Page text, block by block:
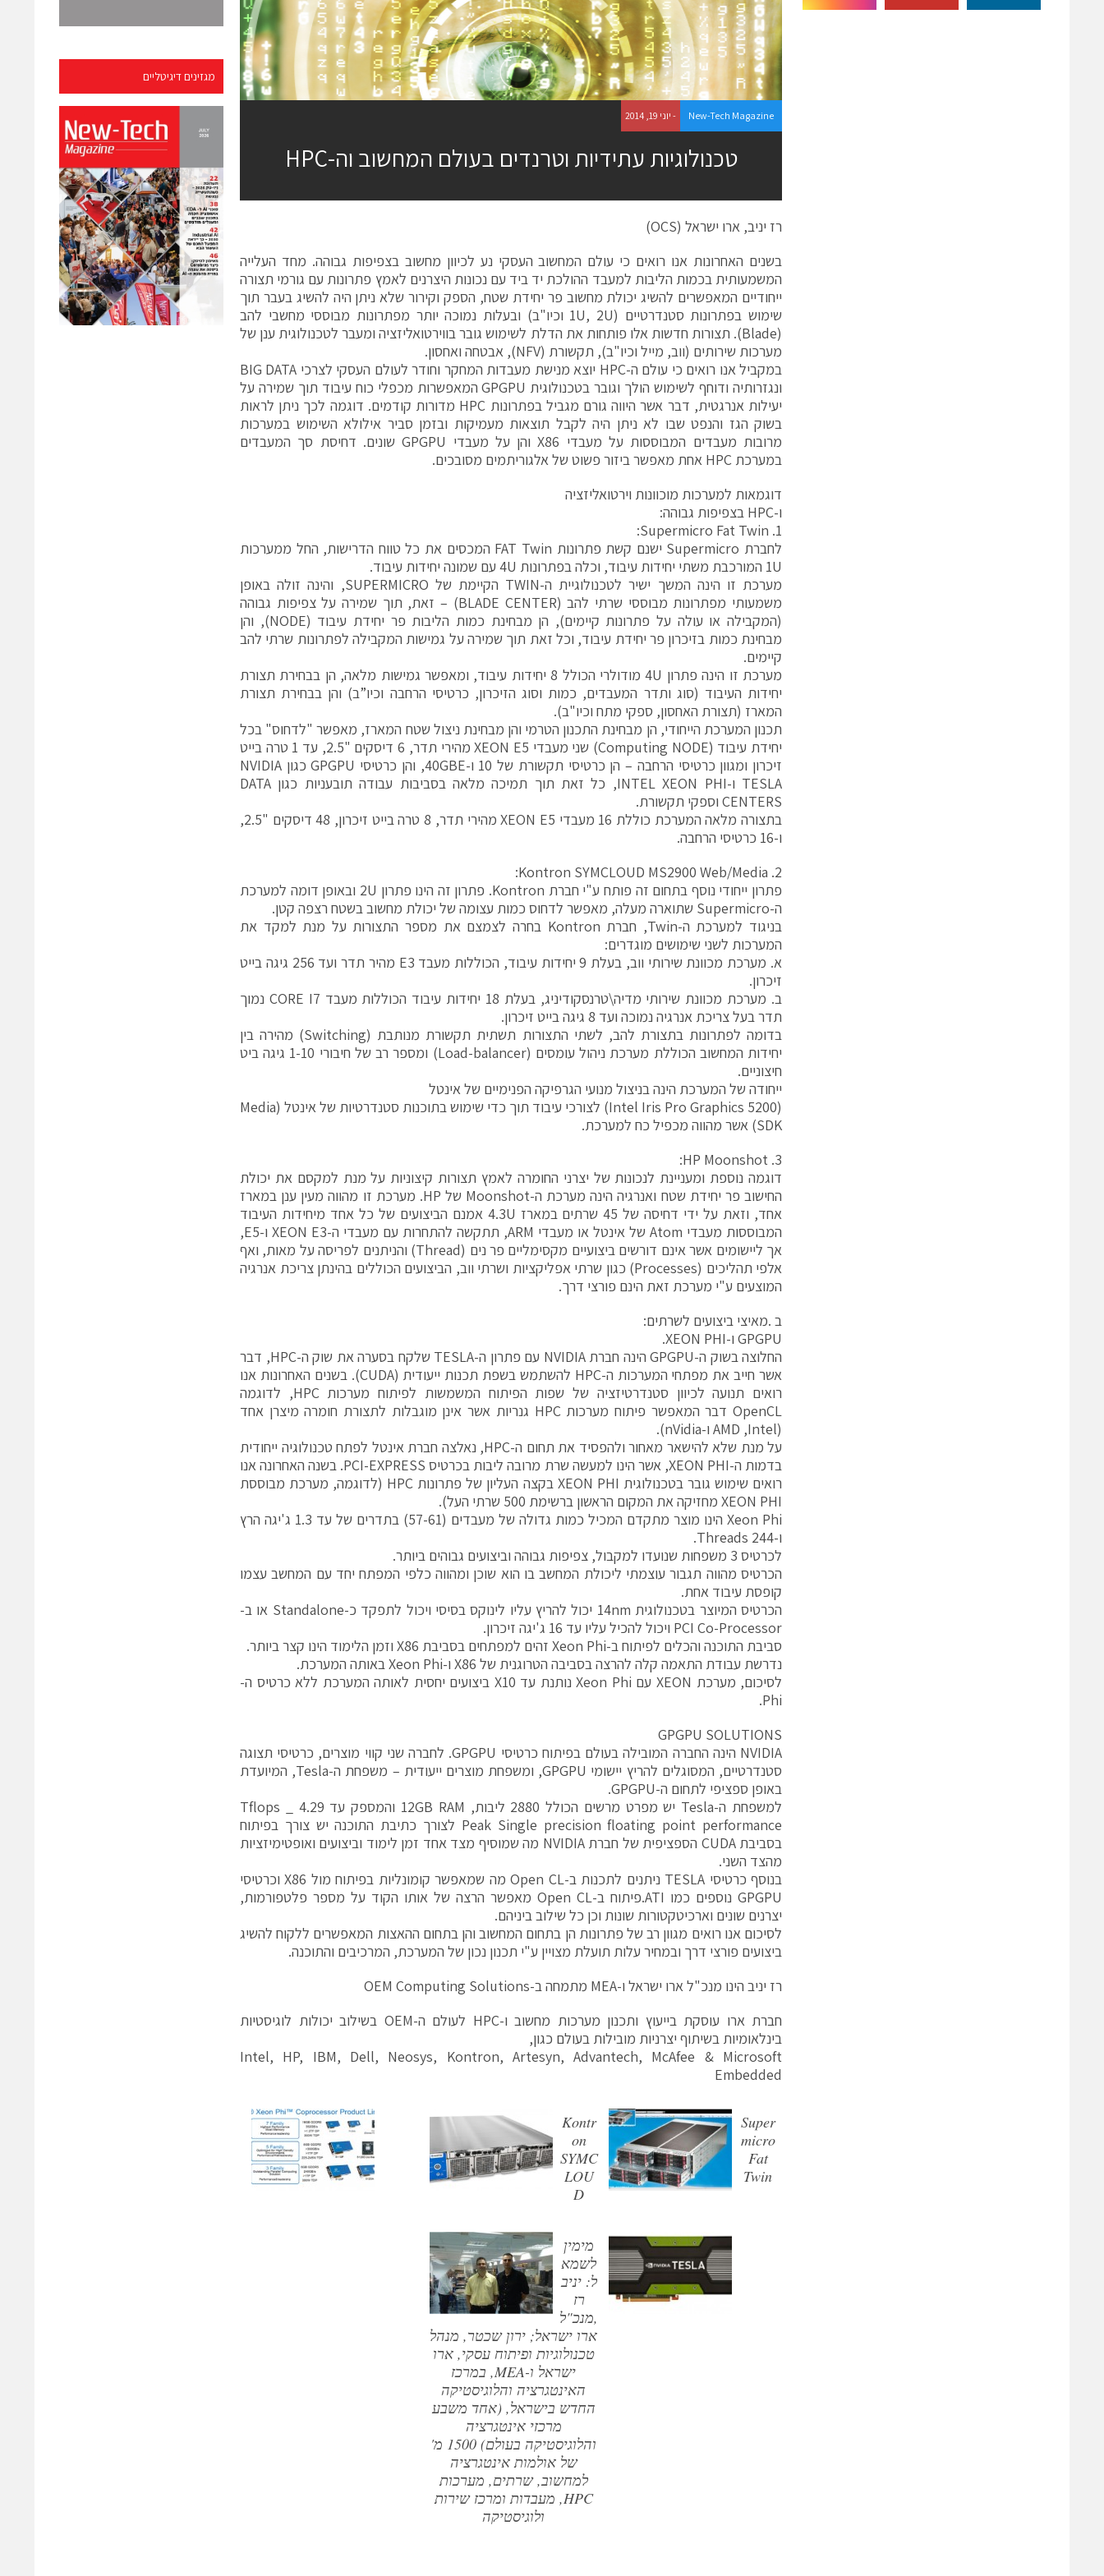
מגזינים דיגיטליים
New-Tech Magazine - יוני 19, 2014
טכנולוגיות עתידיות וטרנדים בעולם המחשוב וה-HPC
רז יניב, ארו ישראל (OCS)
בשנים האחרונות אנו רואים כי עולם המחשוב העסקי נע לכיוון מחשוב בצפיפות גבוהה. מחד העלייה
המשמעותית בכמות הליבות למעבד ההולכת יד ביד עם נכונות היצרנים לאמץ פתרונות עם גורמי תצורה
ייחודיים המאפשרים להשיג יכולת מחשוב פר יחידת שטח, הספק וקירור שלא ניתן היה להשיג בעבר תוך
שימוש בפתרונות סטנדרטיים (1U, 2U וכיו"ב) ובעלות נמוכה יותר מפתרונות מבוססי מחשבי להב
(Blade). תצורות חדשות אלו פותחות את הדלת לשימוש גובר בווירטואליזציה ומעבר לטכנולוגית ענן של
מערכות שירותים (ווב, מייל וכיו"ב), תקשורת (NFV), אבטחה ואחסון.
במקביל אנו רואים כי עולם ה-HPC יוצא מנישת מעבדות המחקר וחודר לעולם העסקי לצרכי BIG DATA
ונגזרותיה ודוחף לשימוש הולך וגובר בטכנולוגית GPGPU המאפשרות מכפלי כוח עיבוד תוך שמירה על
יעילות אנרגטית, דבר אשר היווה גורם מגביל בפתרונות HPC מדורות קודמים. דוגמה לכך ניתן לראות
בשוק הגז והנפט שבו לא ניתן היה לקבל תוצאות מעמיקות ובזמן סביר אילולא השימוש במערכות
מרובות מעבדים המבוססות על מעבדי X86 והן על מעבדי GPGPU שונים. דחיסת סך המעבדים
במערכת HPC אחת מאפשר ביזור פשוט של אלגוריתמים מסובכים.
דוגמאות למערכות מוכוונות וירטואליזציה
ו-HPC בצפיפות גבוהה:
1. Supermicro Fat Twin:
לחברת Supermicro ישנם קשת פתרונות FAT Twin המכסים את כל טווח הדרישות, החל ממערכות
1U המורכבת משתי יחידות עיבוד, וכלה בפתרונות 4U עם שמונה יחידות עיבוד.
מערכת זו הינה המשך ישיר לטכנולוגיית ה-TWIN הקיימת של SUPERMICRO, והינה זולה באופן
משמעותי מפתרונות מבוססי שרתי להב (BLADE CENTER) – זאת, תוך שמירה על צפיפות גבוהה
(המקבילה או עולה על פתרונות קיימים), הן מבחינת כמות הליבות פר יחידת עיבוד (NODE), והן
מבחינת כמות בזיכרון פר יחידת עיבוד, וכל זאת תוך שמירה על גמישות המקבילה לפתרונות שרתי להב
קיימים.
מערכת זו הינה פתרון 4U מודולרי הכולל 8 יחידות עיבוד, ומאפשר גמישות מלאה, הן בבחירת תצורת
יחידות העיבוד (סוג ותדר המעבדים, כמות וסוג הזיכרון, כרטיסי הרחבה וכיו”ב) והן בבחירת תצורת
המארז (תצורת האחסון, ספקי מתח וכיו"ב).
תכנון המערכת הייחודי, הן מבחינת התכנון הטרמי והן מבחינת ניצול שטח המארז, מאפשר "לדחוס" בכל
יחידת עיבוד (Computing NODEׂ) שני מעבדי XEON E5 מהירי תדר, 6 דיסקים "2.5, עד 1 טרה בייט
זיכרון ומגוון כרטיסי הרחבה – הן כרטיסי תקשורת של 10 ו-40GBE, והן כרטיסי GPGPU כגון NVIDIA
TESLA ו-INTEL XEON PHI, כל זאת תוך תמיכה מלאה בסביבות עבודה תובעניות כגון DATA
CENTERS וספקי תקשורת.
בתצורה מלאה המערכת כוללת 16 מעבדי XEON E5 מהירי תדר, 8 טרה בייט זיכרון, 48 דיסקים "2.5,
ו-16 כרטיסי הרחבה.
2. Kontron SYMCLOUD MS2900 Web/Media:
פתרון ייחודי נוסף בתחום זה פותח ע"י חברת Kontron. פתרון זה הינו פתרון 2U ובאופן דומה למערכת
ה-Supermicro שתוארה מעלה, מאפשר לדחוס כמות עצומה של יכולת מחשוב בשטח רצפה קטן.
בניגוד למערכת ה-Twin, חברת Kontron בחרה לצמצם את מספר התצורות על מנת למקד את
המערכות לשני שימושים מוגדרים:
א. מערכת מכוונת שירותי ווב, בעלת 9 יחידות עיבוד, הכוללות מעבד E3 מהיר תדר ועד 256 גיגה בייט
זיכרון.
ב. מערכת מכוונת שירותי מדיה\טרנסקודיניג, בעלת 18 יחידות עיבוד הכוללות מעבד CORE I7 נמוך
תדר בעל צריכת אנרגיה נמוכה ועד 8 גיגה בייט זיכרון.
בדומה לפתרונות בתצורת להב, לשתי התצורות תשתית תקשורת מנותבת (Switching) מהירה בין
יחידות המחשוב הכוללת מערכת ניהול עומסים (Load-balancer) ומספר רב של חיבורי 1-10 גיגה ביט
חיצוניים.
ייחודה של המערכת הינה בניצול מנועי הגרפיקה הפנימיים של אינטל
(Intel Iris Pro Graphics 5200) לצורכי עיבוד תוך כדי שימוש בתוכנות סטנדרטיות של אינטל (Media
SDK) אשר מהווה מכפיל כח למערכת.
3. HP Moonshot:
דוגמה נוספת ומעניינת לנכונות של יצרני החומרה לאמץ תצורות קיצוניות על מנת למקסם את יכולת
החישוב פר יחידת שטח ואנרגיה הינה מערכת ה-Moonshot של HP. מערכת זו מהווה מעין ענן במארז
אחד, וזאת על ידי דחיסה של 45 שרתים במארז 4.3U אמנם הביצועים של כל אחד מיחידות העיבוד
המבוססות מעבדי Atom של אינטל או מעבדי ARM, תתקשה להתחרות עם מעבדי ה-XEON E3 ו-E5,
אך ליישומים אשר אינם דורשים ביצועיים מקסימליים פר נים (Thread) והניתנים לפריסה על מאות, ואף
אלפי תהליכים (Processes) כגון שרתי אפליקציות ושרתי ווב, הביצועים הכוללים בהינתן צריכת אנרגיה
המוצעים ע"י מערכת זאת הינם פורצי דרך.
ב .מאיצי ביצועים לשרתים:
GPGPU ו-XEON PHI.
החלוצה בשוק ה-GPGPU הינה חברת NVIDIA עם פתרון ה-TESLA שלקח בסערה את שוק ה-HPC, דבר
אשר חייב את מפתחי המערכות ה-HPC להשתמש בשפת תכנות ייעודית (CUDA). בשנים האחרונות אנו
רואים תנועה לכיוון סטנדרטיזציה של שפות הפיתוח המשמשות לפיתוח מערכות HPC, לדוגמה
OpenCL דבר המאפשר פיתוח מערכות HPC גנריות אשר אינן מוגבלות לתצורת חומרה מיצרן אחד
(AMD ,Intel ו-nVidia).
על מנת שלא להישאר מאחור ולהפסיד את תחום ה-HPC, נאלצה חברת אינטל לפתח טכנולוגיה ייחודית
בדמות ה-XEON PHI, אשר הינו למעשה שרת מרובה ליבות בכרטיס PCI-EXPRESS. בשנה האחרונה אנו
רואים שימוש גובר בטכנולוגית XEON PHI בקצה העליון של פתרונות HPC (לדוגמה, מערכת מבוססת
XEON PHI מחזיקה את המקום הראשון ברשימת 500 שרתי העל).
Xeon Phi הינו מוצר מתקדם המכיל כמות גדולה של מעבדים (57-61) בתדרים של עד 1.3 ג'יגה הרץ
ו-244 Threads.
לכרטיס 3 משפחות שנועדו למקבול, צפיפות גבוהה וביצועים גבוהים ביותר.
הכרטיס מהווה תגבור עוצמתי ליכולת המחשב בו הוא שוכן ומהווה כלפי המפתח יחד עם המחשב עצמו
קופסת עיבוד אחת.
הכרטיס המיוצר בטכנולוגית 14nm יכול להריץ עליו לינוקס בסיסי ויכול לתפקד כ-Standalone או ב-
PCI Co-Processor ויכול להכיל עליו עד 16 ג'יגה זיכרון.
סביבת התוכנה והכלים לפיתוח ב-Xeon Phi זהים למפתחים בסביבת X86 וזמן הלימוד הינו קצר ביותר.
נדרשת עבודת התאמה קלה להרצה בסביבה הטרוגנית של X86 ו-Xeon Phi באותה המערכת.
לסיכום, מערכת XEON עם Xeon Phi נותנת עד X10 ביצועים יחסית לאותה המערכת ללא כרטיס ה-
Phi.
GPGPU SOLUTIONS
NVIDIA הינה החברה המובילה בעולם בפיתוח כרטיסי GPGPU. לחברה שני קווי מוצרים, כרטיסי תצוגה
סטנדרטיים, המסוגלים להריץ יישומי GPGPU, ומשפחת מוצרים ייעודית – משפחת ה-Tesla, המיועדת
באופן ספציפי לתחום ה-GPGPU.
למשפחת ה-Tesla יש מפרט מרשים הכולל 2880 ליבות, 12GB RAM והמספק עד 4.29 Tflops _
Peak Single precision floating point performance לצורך כתיבת התוכנה יש צורך בפיתוח
בסביבת CUDA הספציפית של חברת NVIDIA מה שמוסיף מצד אחד זמן לימוד וביצועים ואופטימיזציות
מהצד השני.
בנוסף כרטיסי TESLA ניתנים לתכנות ב-Open CL מה שמאפשר קומונליות בפיתוח מול X86 וכרטיסי
GPGPU נוספים כמו ATI.פיתוח ב-Open CL מאפשר הרצה של אותו הקוד על מספר פלטפורמות,
יצרנים שונים וארכיטקטורות שונות וכן כל שילוב ביניהם.
לסיכום אנו רואים מגוון רב של פתרונות הן בתחום המחשוב והן בתחום ההאצות המאפשרים ללקוח להשיג
ביצועים פורצי דרך ובמחיר עלות תועלת מצויין ע"י תכנון נכון של המערכת, המרכיבים והתוכנה.
רז יניב הינו מנכ"ל ארו ישראל ו-MEA מתמחה ב-OEM Computing Solutions
חברת ארו עוסקת בייעוץ ותכנון מערכות מחשוב ו-HPC לעולם ה-OEM בשילוב יכולות לוגיסטיות
בינלאומיות בשיתוף יצרניות מובילות בעולם כגון,
Intel, HP, IBM, Dell, Neosys, Kontron, Artesyn, Advantech, McAfee & Microsoft
Embedded
Super
micro
Fat
Twin
Kontr
on
SYMC
LOU
D
מימין
לשמא
ל: יניב
רז
,מנכ"ל
ארו ישראל; ירון שכטר, מנהל
טכנולוגיות ופיתוח עסקי, ארו
ישראל ו-MEA, במרכז
האינטגרציה והלוגיסטיקה
החדש בישראל, (אחד משבע
מרכזי אינטגרציה
והלוגיסטיקה בעולם) 1500 מ'
של אולמות אינטגרציה
למחשוב, שרתים, מערכות
HPC, מעבדות ומרכז שירות
ולוגיסטיקה